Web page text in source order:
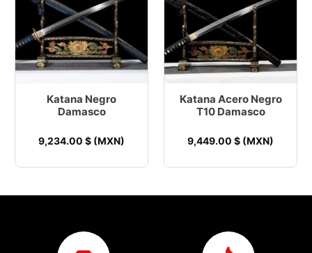
Katana Negro
Damasco
9,234.00 $ (MXN)
Katana Acero Negro
T10 Damasco
9,449.00 $ (MXN)